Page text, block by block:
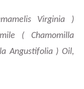
Virginia )
( Chamomilla
Angustifolia ) Oil,